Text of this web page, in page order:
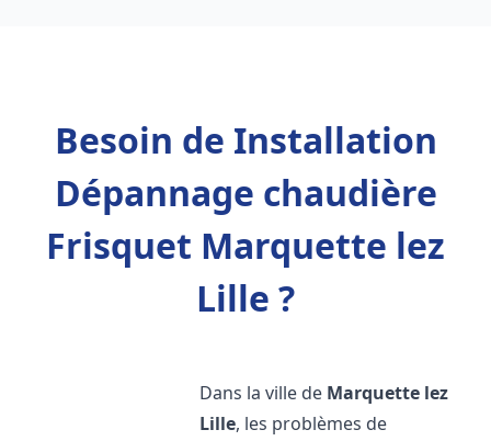
Besoin de Installation
Dépannage chaudière
Frisquet Marquette lez
Lille ?
Dans la ville de Marquette lez
Lille, les problèmes de